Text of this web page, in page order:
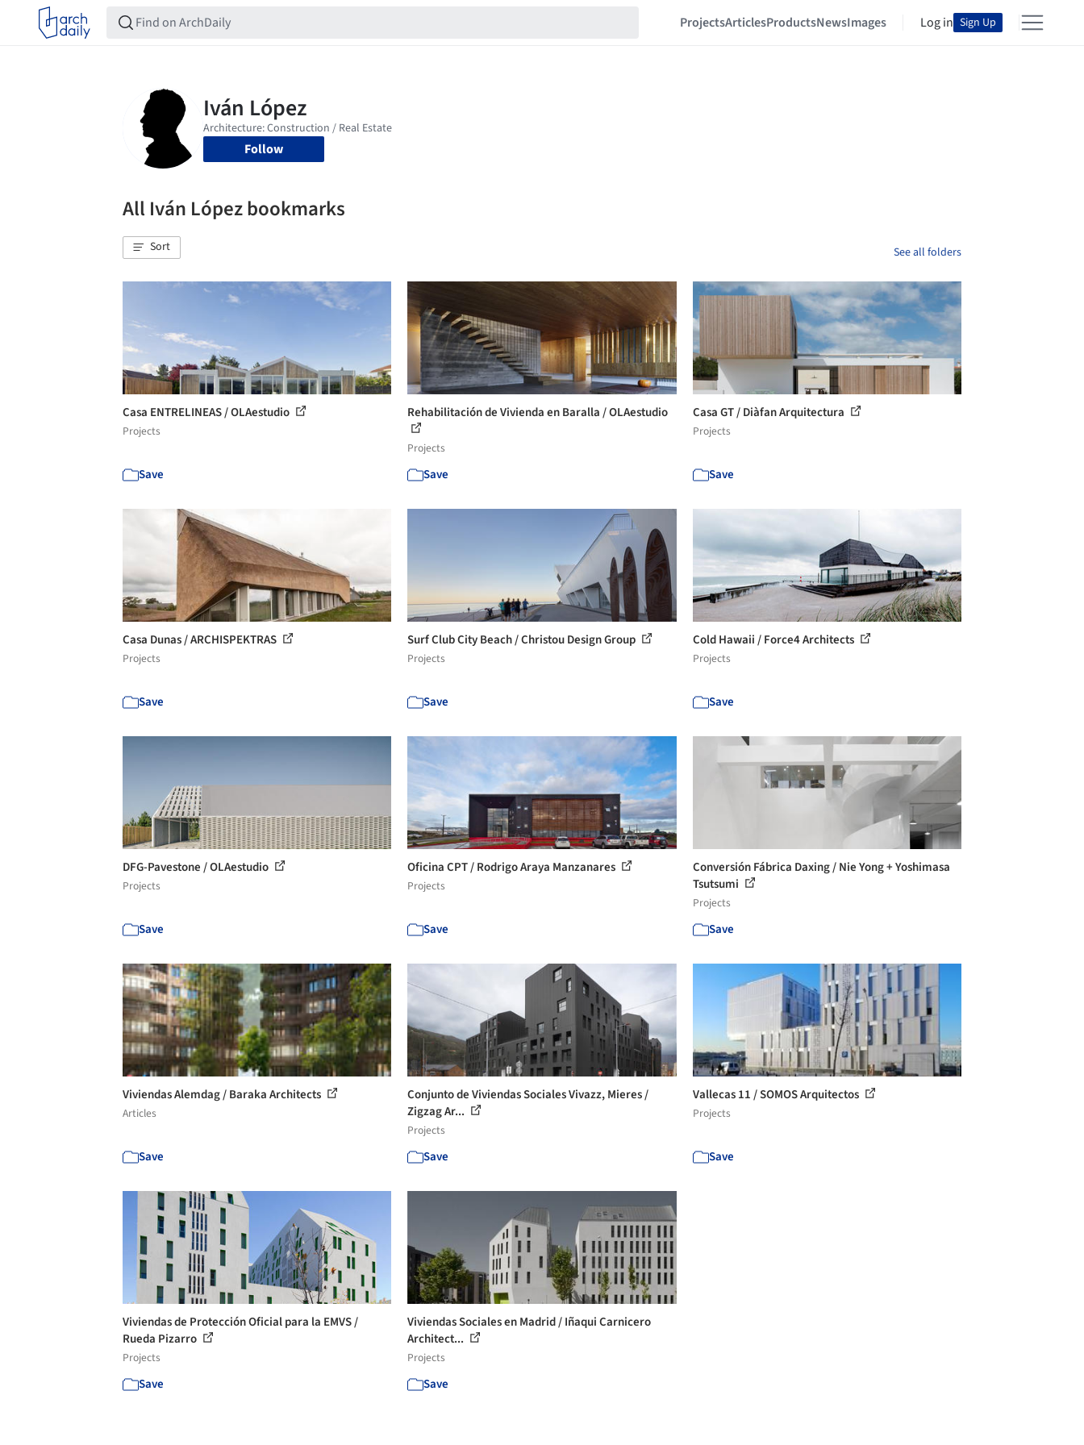
ProjectsArticlesProductsNewsImages Log in Sign Up
Follow
All Iván López bookmarks
Sort See all folders
Casa ENTRELINEAS / OLAestudio
Projects
Save
Rehabilitación de Vivienda en Baralla / OLAestudio
Projects
Save
Casa GT / Diàfan Arquitectura
Projects
Save
Casa Dunas / ARCHISPEKTRAS
Projects
Save
Surf Club City Beach / Christou Design Group
Projects
Save
Cold Hawaii / Force4 Architects
Projects
Save
DFG-Pavestone / OLAestudio
Projects
Save
Oficina CPT / Rodrigo Araya Manzanares
Projects
Save
Conversión Fábrica Daxing / Nie Yong + Yoshimasa
Tsutsumi
Projects
Save
Viviendas Alemdag / Baraka Architects
Articles
Save
Conjunto de Viviendas Sociales Vivazz, Mieres /
Zigzag Ar...
Projects
Save
Vallecas 11 / SOMOS Arquitectos
Projects
Save
Viviendas de Protección Oficial para la EMVS /
Rueda Pizarro
Projects
Save
Viviendas Sociales en Madrid / Iñaqui Carnicero
Architect...
Projects
Save